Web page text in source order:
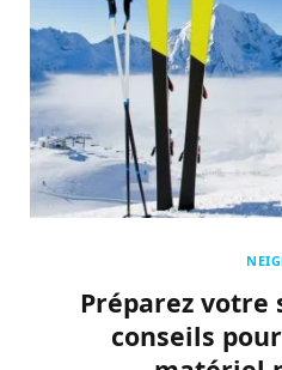
Préparez votre
conseils